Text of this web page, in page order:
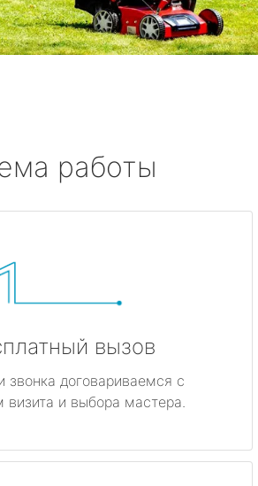
работы
вызов
звонка договариваемся с
визита и выбора мастера.